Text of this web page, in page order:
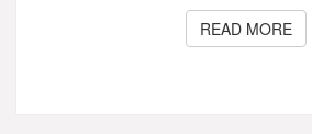
READ MORE